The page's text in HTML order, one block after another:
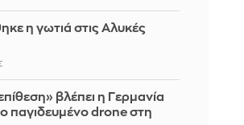
η γωτιά στις Αλυκές
βλέπει η Γερμανία
παγιδευμένο drone στη